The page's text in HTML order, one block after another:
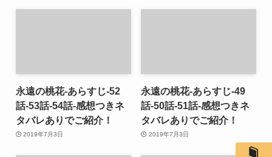
永遠の桃花-あらすじ-52
話-53話-54話-感想つきネ
タバレありでご紹介！
2019年7月3日
永遠の桃花-あらすじ-49
話-50話-51話-感想つきネ
タバレありでご紹介！
2019年7月3日